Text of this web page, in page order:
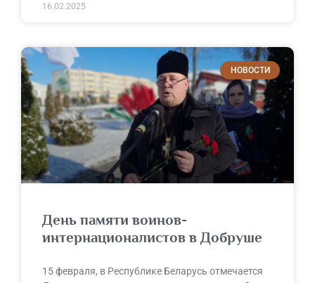
16.02.2025
НОВОСТИ
День памяти воинов-
интернационалистов в Добруше
15 февраля, в Республике Беларусь отмечается